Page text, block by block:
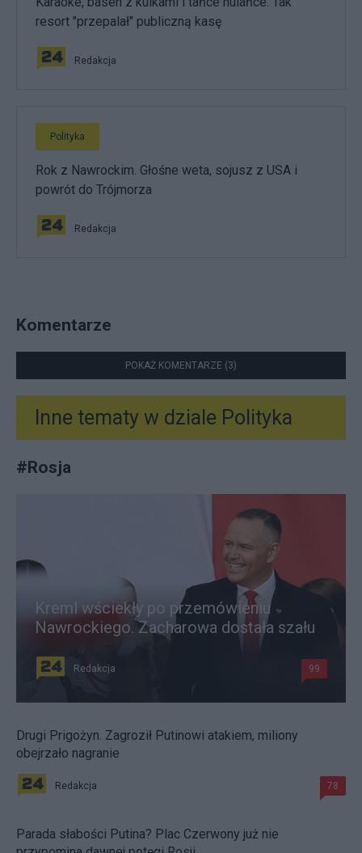
resort "przepalał" publiczną kasę
Redakcja
Polityka
Rok z Nawrockim. Głośne weta, sojusz z USA i
powrót do Trójmorza
Redakcja
Komentarze
POKAŻ KOMENTARZE (3)
Inne tematy w dziale Polityka
#Rosja
Kreml wściekły po przemówieniu
Nawrockiego. Zacharowa dostała szału
Redakcja 99
Drugi Prigożyn. Zagroził Putinowi atakiem, miliony
obejrzało nagranie
Redakcja 78
Parada słabości Putina? Plac Czerwony już nie